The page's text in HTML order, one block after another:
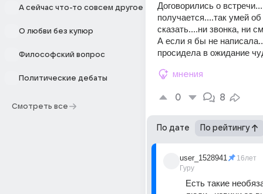
А сейчас что-то совсем другое
О любви без купюр
Философский вопрос
Политические дебаты
Смотреть все
Договорились о
получается....так умей
сказать....ни звонка, ни
А если я бы не
просидела в ожидание
мнения
0 8
По дате По рейтингу
user_1528941
Гуру
16лет
Есть такие